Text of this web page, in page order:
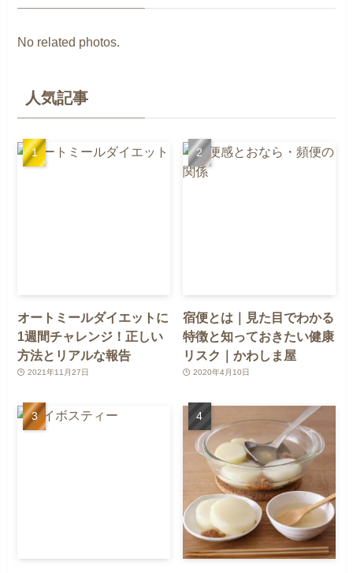
No related photos.
人気記事
オートミールダイエットに
1週間チャレンジ！正しい
方法とリアルな報告
2021年11月27日
宿便とは｜見た目でわかる
特徴と知っておきたい健康
リスク｜かわしま屋
2020年4月10日